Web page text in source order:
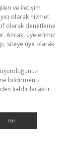
ve İletişim
olarak hizmet
olarak denetleme
Ancak, üyelerimiz
siteye üye olarak
bildirmeniz
kaldırılacaktır.